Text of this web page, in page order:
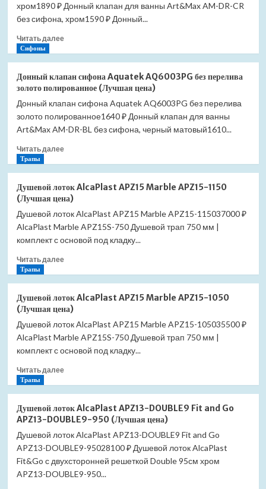
AQ6004MB
с
черный
(Лучшая
хром1890 ₽ Донный клапан для ванны Art&Max AM-DR-CR
без сифона, хром1590 ₽ Донный...
Читать далееПрочитать
клапан
сифона
Aquatek
AQ6004CR
с
хром
цена)
Сифоны
Донный клапан сифона Aquatek AQ6003PG без перелива
золото полированное (Лучшая цена)
Донный клапан сифона Aquatek AQ6003PG без перелива
золото полированное1640 ₽ Донный клапан для ванны
Art&Max AM-DR-BL без сифона, черный матовый1610...
Читать далееПрочитать
Донный
клапан
сифона
Aquatek
AQ6003PG
без
золото
(Лучшая
цена)
Трапы
Душевой лоток AlcaPlast APZ15 Marble APZ15-1150
(Лучшая цена)
Душевой лоток AlcaPlast APZ15 Marble APZ15-115037000 ₽
AlcaPlast Marble APZ15S-750 Душевой трап 750 мм |
комплект с основой под кладку...
Читать далееПрочитать
Душевой
лоток
AlcaPlast
APZ15
Marble
APZ15-
(Лучшая
Трапы
Душевой лоток AlcaPlast APZ15 Marble APZ15-1050
(Лучшая цена)
Душевой лоток AlcaPlast APZ15 Marble APZ15-105035500 ₽
AlcaPlast Marble APZ15S-750 Душевой трап 750 мм |
комплект с основой под кладку...
Читать далееПрочитать
Душевой
лоток
AlcaPlast
APZ15
Marble
APZ15-
1050
Трапы
Душевой лоток AlcaPlast APZ13-DOUBLE9 Fit and Go
APZ13-DOUBLE9-950 (Лучшая цена)
Душевой лоток AlcaPlast APZ13-DOUBLE9 Fit and Go
APZ13-DOUBLE9-95028100 ₽ Душевой лоток AlcaPlast
Fit&Go с двухсторонней решеткой Double 95см хром
APZ13-DOUBLE9-950...